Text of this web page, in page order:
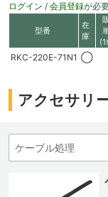
ログイン / 会員登録が必
型番
在
庫
(1
RKC-220E-71N1 ◯
アクセサリ